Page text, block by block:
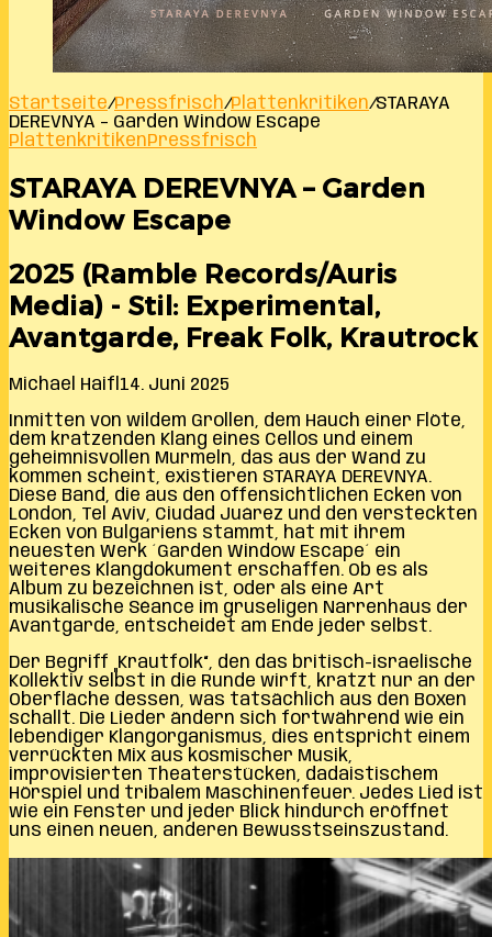
Startseite/Pressfrisch/Plattenkritiken/STARAYA
DEREVNYA – Garden Window Escape
PlattenkritikenPressfrisch
STARAYA DEREVNYA – Garden
Window Escape
2025 (Ramble Records/Auris
Media) - Stil: Experimental,
Avantgarde, Freak Folk, Krautrock
Michael Haifl 14. Juni 2025
Inmitten von wildem Grollen, dem Hauch einer Flöte,
dem kratzenden Klang eines Cellos und einem
geheimnisvollen Murmeln, das aus der Wand zu
kommen scheint, existieren STARAYA DEREVNYA.
Diese Band, die aus den offensichtlichen Ecken von
London, Tel Aviv, Ciudad Juárez und den versteckten
Ecken von Bulgariens stammt, hat mit ihrem
neuesten Werk ´Garden Window Escape´ ein
weiteres Klangdokument erschaffen. Ob es als
Album zu bezeichnen ist, oder als eine Art
musikalische Séance im gruseligen Narrenhaus der
Avantgarde, entscheidet am Ende jeder selbst.
Der Begriff „Krautfolk“, den das britisch-israelische
Kollektiv selbst in die Runde wirft, kratzt nur an der
Oberfläche dessen, was tatsächlich aus den Boxen
schallt. Die Lieder ändern sich fortwährend wie ein
lebendiger Klangorganismus, dies entspricht einem
verrückten Mix aus kosmischer Musik,
improvisierten Theaterstücken, dadaistischem
Hörspiel und tribalem Maschinenfeuer. Jedes Lied ist
wie ein Fenster und jeder Blick hindurch eröffnet
uns einen neuen, anderen Bewusstseinszustand.